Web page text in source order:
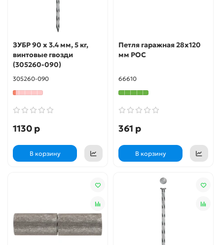
ЗУБР 90 x 3.4 мм, 5 кг,
винтовые гвозди
(305260-090)
305260-090
1130 р
В корзину
Петля гаражная 28х120
мм РОС
66610
361 р
В корзину